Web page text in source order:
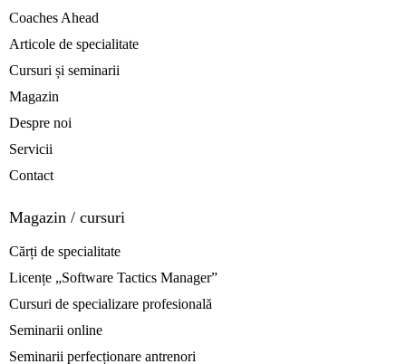
Coaches Ahead
Articole de specialitate
Cursuri și seminarii
Magazin
Despre noi
Servicii
Contact
Magazin / cursuri
Cărți de specialitate
Licențe „Software Tactics Manager”
Cursuri de specializare profesională
Seminarii online
Seminarii perfecționare antrenori